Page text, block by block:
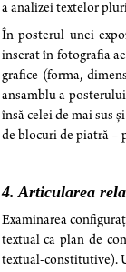
a analizei textelor
În posterul unei
inserat în fotografia
grafice (forma,
ansamblu a
însă celei de mai sus
de blocuri de piatră –
4. Articularea
Examinarea
textual ca plan de
textual-constitutive).